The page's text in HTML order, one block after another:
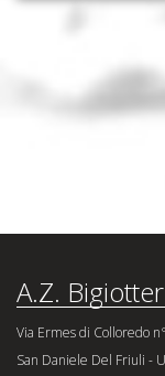
A.Z.
Via Ermes di Colloredo
San Daniele Del Friuli -